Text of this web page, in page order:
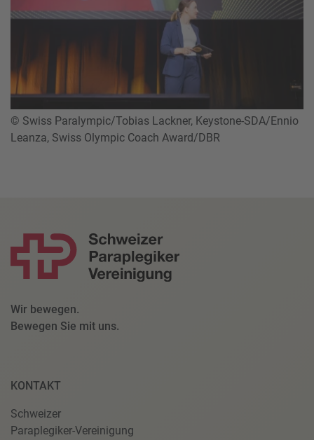
© Swiss Paralympic/Tobias Lackner, Keystone-SDA/Ennio
Leanza, Swiss Olympic Coach Award/DBR
Wir bewegen.
Bewegen Sie mit uns.
KONTAKT
Schweizer
Paraplegiker-Vereinigung